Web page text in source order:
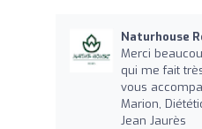
Naturhouse
Merci
qui me fait
vous
Marion,
Jean Jaurès